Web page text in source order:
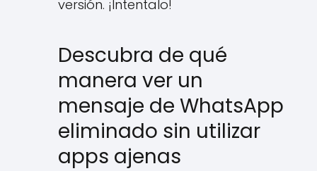
versión. ¡Intentalo!
Descubra de qué
manera ver un
mensaje de WhatsApp
eliminado sin utilizar
apps ajenas